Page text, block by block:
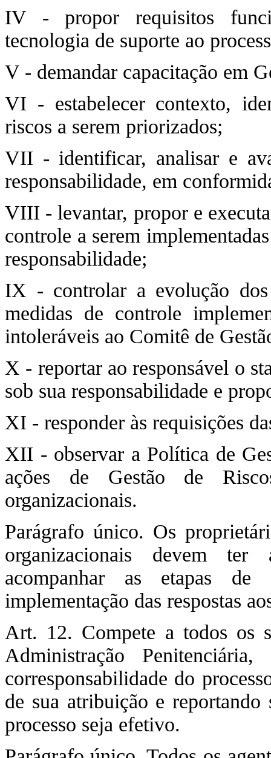
IV - propor requisitos
tecnologia de suporte ao
V - demandar capacitação em
VI - estabelecer contexto,
riscos a serem priorizados;
VII - identificar, analisar e
responsabilidade, em
VIII - levantar, propor e
controle a serem
responsabilidade;
IX - controlar a evolução
medidas de controle
intoleráveis ao Comitê de
X - reportar ao responsável o
sob sua responsabilidade e
XI - responder às requisições
XII - observar a Política de
ações de Gestão de
organizacionais.
Parágrafo único. Os
organizacionais devem
acompanhar as etapas de
implementação das respostas
Art. 12. Compete a todos os
Administração
corresponsabilidade do
de sua atribuição e reportando
processo seja efetivo.